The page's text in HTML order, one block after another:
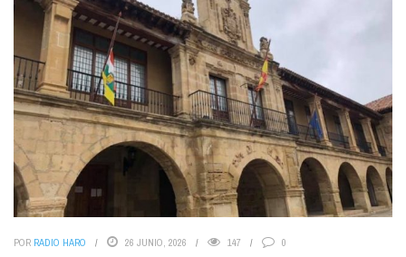
POR RADIO HARO 26 JUNIO, 2026 147 0